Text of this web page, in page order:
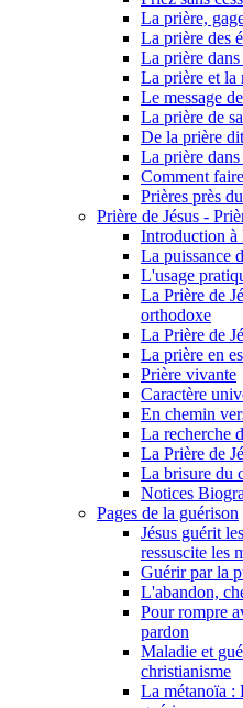
La prière,
La prière des
La prière
La prière et la
Le message
La prière de
De la prière
La prière
Comment
Prières près
Prière de Jésus -
Introduction à
La puissance
L'usage
La Prière de
orthodoxe
La Prière de
La prière en
Prière vivante
Caractère
En chemin
La recherche
La Prière de
La brisure du
Notices
Pages de la guérison
Jésus guérit
ressuscite les
Guérir par la
L'abandon,
Pour rompre
pardon
Maladie et
christianisme
La métanoïa :